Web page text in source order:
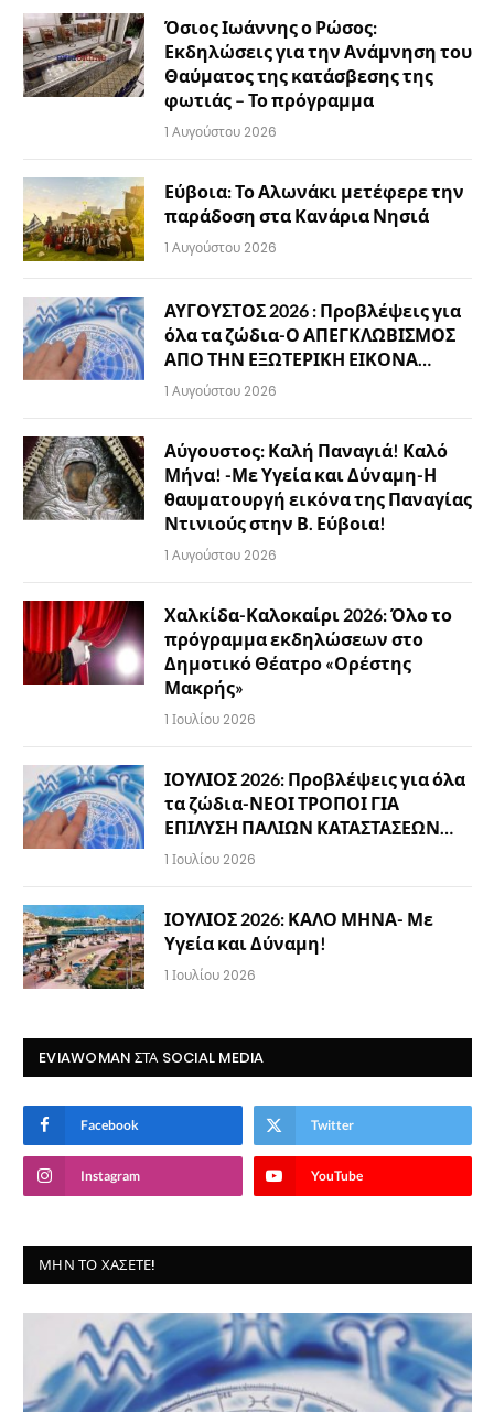
Όσιος Ιωάννης ο Ρώσος:
Εκδηλώσεις για την Ανάμνηση του
Θαύματος της κατάσβεσης της
φωτιάς – Το πρόγραμμα
1 Αυγούστου 2026
Εύβοια: Το Αλωνάκι μετέφερε την
παράδοση στα Κανάρια Νησιά
1 Αυγούστου 2026
ΑΥΓΟΥΣΤΟΣ 2026 : Προβλέψεις για
όλα τα ζώδια-Ο ΑΠΕΓΚΛΩΒΙΣΜΟΣ
ΑΠΟ ΤΗΝ ΕΞΩΤΕΡΙΚΗ ΕΙΚΟΝΑ…
1 Αυγούστου 2026
Αύγουστος: Καλή Παναγιά! Καλό
Μήνα! -Με Υγεία και Δύναμη-Η
θαυματουργή εικόνα της Παναγίας
Ντινιούς στην Β. Εύβοια!
1 Αυγούστου 2026
Χαλκίδα-Καλοκαίρι 2026: Όλο το
πρόγραμμα εκδηλώσεων στο
Δημοτικό Θέατρο «Ορέστης
Μακρής»
1 Ιουλίου 2026
ΙΟΥΛΙΟΣ 2026: Προβλέψεις για όλα
τα ζώδια-ΝΕΟΙ ΤΡΟΠΟΙ ΓΙΑ
ΕΠΙΛΥΣΗ ΠΑΛΙΩΝ ΚΑΤΑΣΤΑΣΕΩΝ…
1 Ιουλίου 2026
ΙΟΥΛΙΟΣ 2026: ΚΑΛΟ ΜΗΝΑ- Με
Υγεία και Δύναμη!
1 Ιουλίου 2026
EVIAWOMAN ΣΤΑ SOCIAL MEDIA
Facebook Twitter
Instagram YouTube
ΜΗΝ ΤΟ ΧΆΣΕΤΕ!